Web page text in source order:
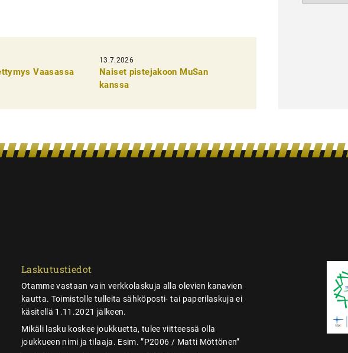
Vaasassa
13.7.2026
Naiset pistejakoon MuSan
kanssa
Laskutustiedot
Otamme vastaan vain verkkolaskuja alla olevien kanavien
kautta. Toimistolle tulleita sähköposti- tai paperilaskuja ei
käsitellä 1.11.2021 jälkeen.
Mikäli lasku koskee joukkuetta, tulee viitteessä olla
joukkueen nimi ja tilaaja. Esim. ”P2006 / Matti Möttönen”